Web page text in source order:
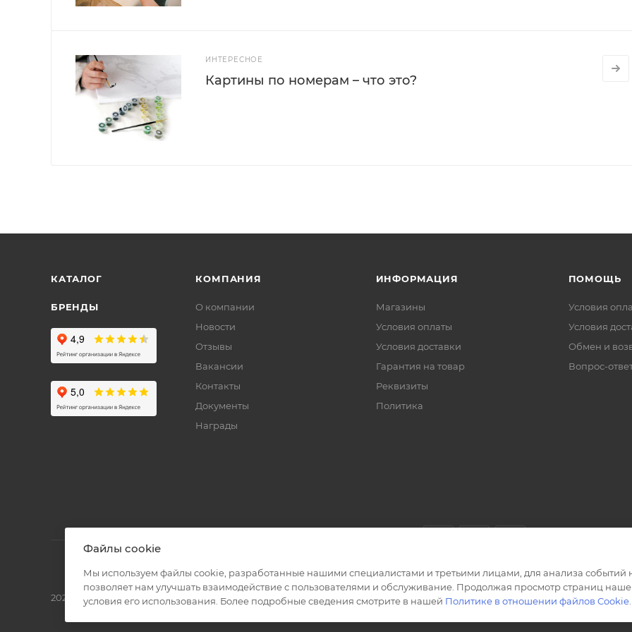
ИНТЕРЕСНОЕ
Картины по номерам – что это?
КАТАЛОГ
БРЕНДЫ
КОМПАНИЯ
О компании
Новости
Отзывы
Вакансии
Контакты
Документы
Награды
ИНФОРМАЦИЯ
Магазины
Условия оплаты
Условия доставки
Гарантия на товар
Реквизиты
Политика
ПОМОЩЬ
Условия
Условия
Обмен и
Вопрос-
2026 © Полиграф кит - интернет-магазин
Файлы cookie
Мы используем файлы cookie, разработанные нашими специалистами и третьими лицами, для анализа событий
позволяет нам улучшать взаимодействие с пользователями и обслуживание. Продолжая просмотр страниц
условия его использования. Более подробные сведения смотрите в нашей Политике в отношении файлов Cookie